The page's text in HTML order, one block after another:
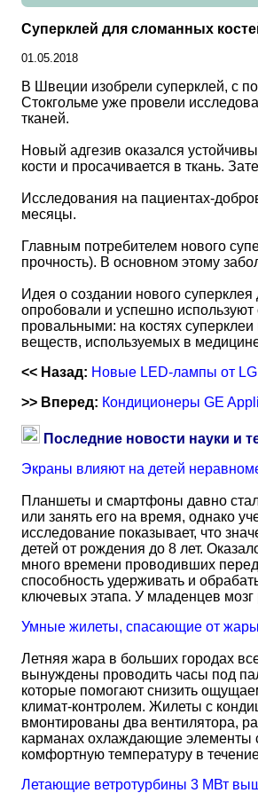
Суперклей для сломанных
01.05.2018
В Швеции изобрели суперклей, с
Стокгольме уже провели
тканей.
Новый адгезив оказался
кости и просачивается в ткань.
Исследования на пациентах-
месяцы.
Главным потребителем нового
прочность). В основном этому
Идея о создании нового
опробовали и успешно
провальными: на костях
веществ, используемых в
<< Назад: Новые LED-лампы от LG
>> Вперед: Кондиционеры GE
Последние новости науки и
Экраны влияют на детей
Планшеты и смартфоны давно
или занять его на время, однако
исследование показывает, что
детей от рождения до 8 лет.
много времени проводивших перед
способность удерживать и
ключевых этапа. У младенцев мозг
Умные жилеты, спасающие от жары
Летняя жара в больших городах
вынуждены проводить часы под
которые помогают снизить
климат-контролем. Жилеты с
вмонтированы два вентилятора,
карманах охлаждающие элементы
комфортную температуру в
Летающие ветротурбины 3 МВт